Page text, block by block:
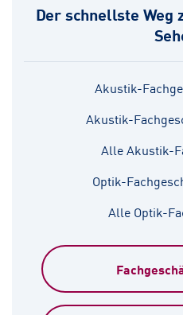
Der schnellste Weg
Akustik-
Akustik-
Alle Akustik-
Optik-
Alle Optik-